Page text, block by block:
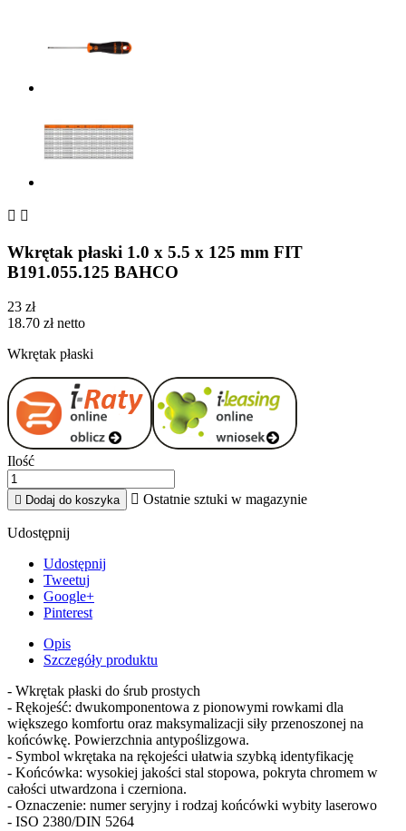
 
Wkrętak płaski 1.0 x 5.5 x 125 mm FIT
B191.055.125 BAHCO
23 zł
18.70 zł netto
Wkrętak płaski
Ilość
 Dodaj do koszyka  Ostatnie sztuki w magazynie
Udostępnij
Udostępnij
Tweetuj
Google+
Pinterest
Opis
Szczegóły produktu
- Wkrętak płaski do śrub prostych
- Rękojeść: dwukomponentowa z pionowymi rowkami dla
większego komfortu oraz maksymalizacji siły przenoszonej na
końcówkę. Powierzchnia antypoślizgowa.
- Symbol wkrętaka na rękojeści ułatwia szybką identyfikację
- Końcówka: wysokiej jakości stal stopowa, pokryta chromem w
całości utwardzona i czerniona.
- Oznaczenie: numer seryjny i rodzaj końcówki wybity laserowo
- ISO 2380/DIN 5264